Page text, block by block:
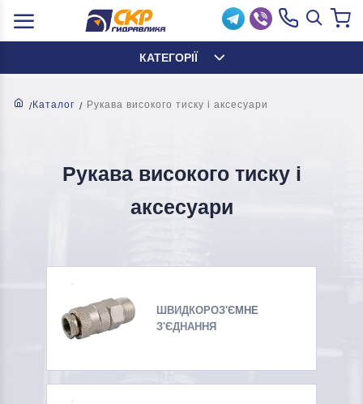
КАТЕГОРІЇ
Каталог Рукава високого тиску і аксесуари
Рукава високого тиску і
аксесуари
ШВИДКОРОЗ'ЄМНЕ
З'ЄДНАННЯ